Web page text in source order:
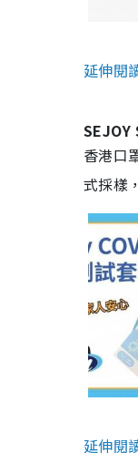
延伸閱
SEJOY
香港口
式採樣
延伸閱